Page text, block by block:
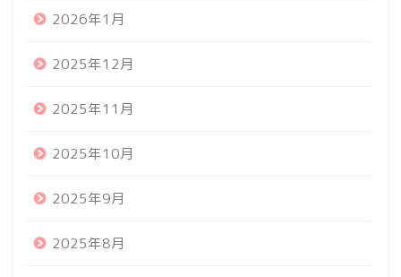
2026年1月
2025年12月
2025年11月
2025年10月
2025年9月
2025年8月